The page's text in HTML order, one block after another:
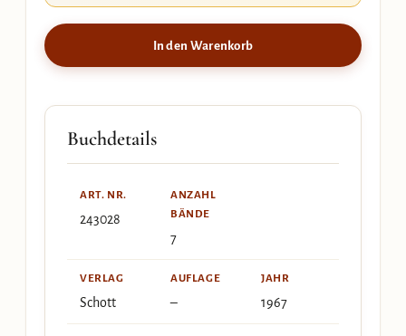
In den Warenkorb
Buchdetails
ART. NR.
243028
ANZAHL
BÄNDE
7
VERLAG
Schott
AUFLAGE
–
JAHR
1967